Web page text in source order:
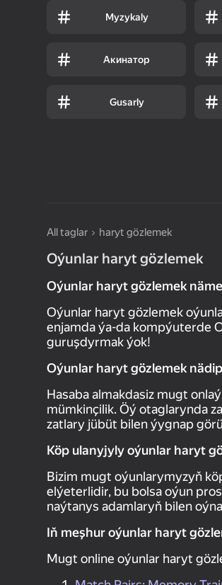
Муzykaly
Акинатор
Gusarly
All taglar haryt gözlemek
Oýunlar haryt gözlemek
Oýunlar haryt gözlemek
Oýunlar haryt gözlemek
enjamda ýa-da kompýuterde
guruşdyrmak ýok!
Oýunlar haryt gözlemek
Hasaba almakdasiz mugt
mümkinçilik. Öý otaglarynda
zatlary jübüt bilen ýygnap
Köp ulanyjyly oýunlar haryt
Bizim mugt oýunlarymyzyň
elýeterlidir, bu bolsa oýun
naýtanys adamlaryň bilen
Iň meşhur oýunlar haryt
Mugt online oýunlar haryt